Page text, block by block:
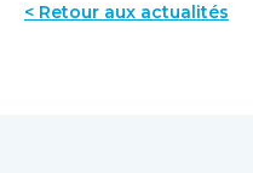
< Retour aux actualités